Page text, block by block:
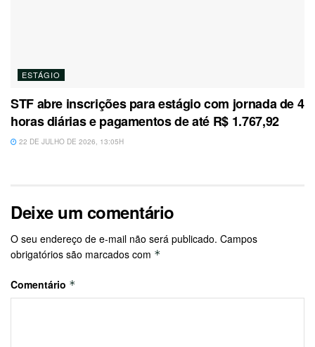
ESTÁGIO
STF abre inscrições para estágio com jornada de 4
horas diárias e pagamentos de até R$ 1.767,92
22 DE JULHO DE 2026, 13:05H
Deixe um comentário
O seu endereço de e-mail não será publicado. Campos
obrigatórios são marcados com *
Comentário *